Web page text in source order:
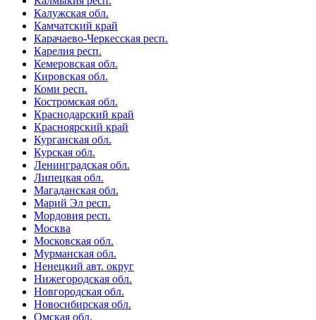
Калужская обл.
Камчатский край
Карачаево-Черкесская респ.
Карелия респ.
Кемеровская обл.
Кировская обл.
Коми респ.
Костромская обл.
Краснодарский край
Красноярский край
Курганская обл.
Курская обл.
Ленинградская обл.
Липецкая обл.
Магаданская обл.
Марий Эл респ.
Мордовия респ.
Москва
Московская обл.
Мурманская обл.
Ненецкий авт. округ
Нижегородская обл.
Новгородская обл.
Новосибирская обл.
Омская обл.